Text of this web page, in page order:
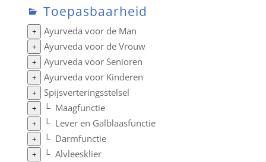
Toepasbaarheid
+ Ayurveda voor de Man
+ Ayurveda voor de Vrouw
+ Ayurveda voor Senioren
+ Ayurveda voor Kinderen
+ Spijsverteringsstelsel
+ └ Maagfunctie
+ └ Lever en Galblaasfunctie
+ └ Darmfunctie
+ └ Alvleesklier